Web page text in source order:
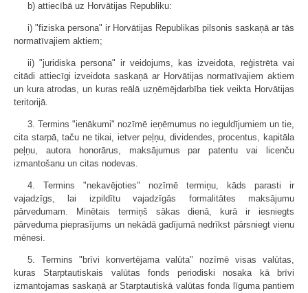
b) attiecībā uz Horvātijas Republiku:
i) "fiziska persona" ir Horvātijas Republikas pilsonis saskaņā ar tās
normatīvajiem aktiem;
ii) "juridiska persona" ir veidojums, kas izveidota, reģistrēta vai
citādi attiecīgi izveidota saskaņā ar Horvātijas normatīvajiem aktiem
un kura atrodas, un kuras reālā uzņēmējdarbība tiek veikta Horvātijas
teritorijā.
3. Termins "ienākumi" nozīmē ieņēmumus no ieguldījumiem un tie,
cita starpā, taču ne tikai, ietver peļņu, dividendes, procentus, kapitāla
peļņu, autora honorārus, maksājumus par patentu vai licenču
izmantošanu un citas nodevas.
4. Termins "nekavējoties" nozīmē termiņu, kāds parasti ir
vajadzīgs, lai izpildītu vajadzīgās formalitātes maksājumu
pārvedumam. Minētais termiņš sākas dienā, kurā ir iesniegts
pārveduma pieprasījums un nekādā gadījumā nedrīkst pārsniegt vienu
mēnesi.
5. Termins "brīvi konvertējama valūta" nozīmē visas valūtas,
kuras Starptautiskais valūtas fonds periodiski nosaka kā brīvi
izmantojamas saskaņā ar Starptautiskā valūtas fonda līguma pantiem